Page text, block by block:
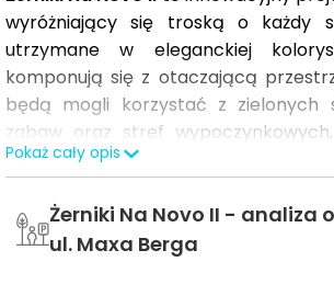
wyróżniający się troską o każdy
utrzymane w eleganckiej
komponują się z otaczającą
będą mogli korzystać z zielonych
zabaw oraz stref
komfort codziennego życia. Lokale
a dogodna bliskość szkół,
miejskiej oraz miejsc sportowo-
Pokaż cały opis
Żerniki Na Novo II - analiza
ul. Maxa Berga